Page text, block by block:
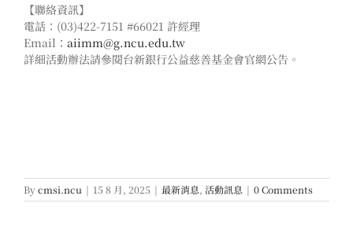
【聯絡資訊】
電話：(03)422-7151 #66021 許經理
Email： aiimm@g.ncu.edu.tw
詳細活動辦法請參閱台新銀行公益慈善基金會官網公告。
Bycmsi.ncu | 15 8 月, 2025 | 最新消息, 活動訊息 | 0 Comments